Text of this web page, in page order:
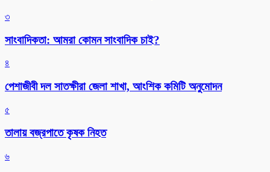
৩
সাংবাদিকতা: আমরা কোমন সাংবাদিক চাই?
৪
পেশাজীবী দল সাতক্ষীরা জেলা শাখা, আংশিক কমিটি অনুমোদন
৫
তালায় বজ্রপাতে কৃষক নিহত
৬